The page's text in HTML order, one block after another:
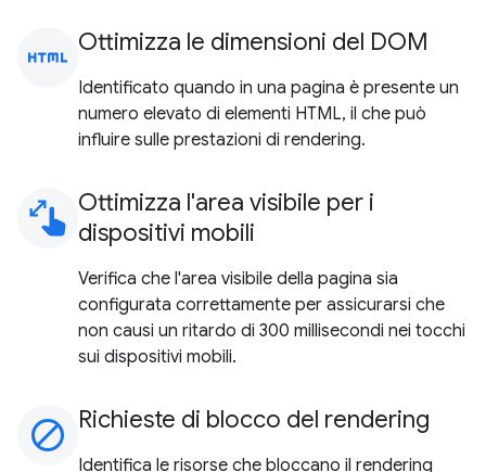
html Ottimizza le dimensioni del DOM
Identificato quando in una pagina è presente un
numero elevato di elementi HTML, il che può
influire sulle prestazioni di rendering.
pinch Ottimizza l'area visibile per i
dispositivi mobili
Verifica che l'area visibile della pagina sia
configurata correttamente per assicurarsi che
non causi un ritardo di 300 millisecondi nei tocchi
sui dispositivi mobili.
block Richieste di blocco del rendering
Identifica le risorse che bloccano il rendering